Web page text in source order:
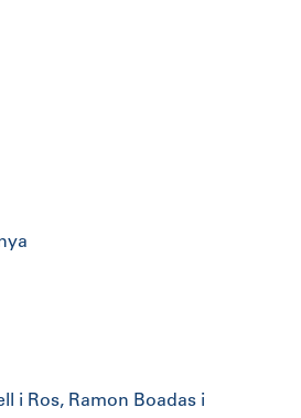
i Ros, Ramon Boadas i